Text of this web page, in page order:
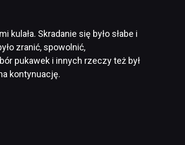
Skradanie się było słabe i
zranić, spowolnić,
pukawek i innych rzeczy też był
kontynuację.